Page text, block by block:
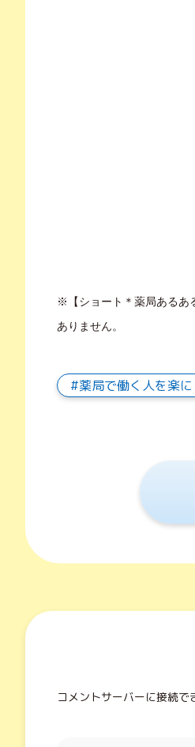
※【ショート＊薬局あるあ
ありません。
薬局で働く人を楽
コメントサーバーに接続で